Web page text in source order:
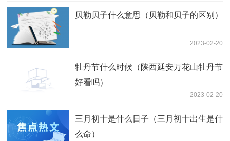
贝勒贝子什么意思（贝勒和贝子的区别）
2023-02-20
牡丹节什么时候（陕西延安万花山牡丹节
好看吗）
2023-02-20
三月初十是什么日子（三月初十出生是什
么命）